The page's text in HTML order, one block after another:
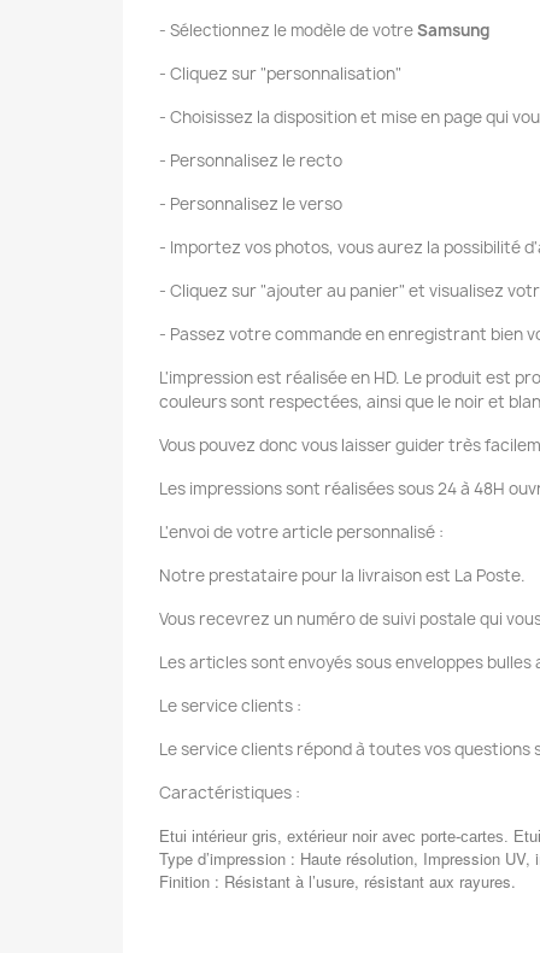
- Sélectionnez le modèle de votreSamsung
- Cliquez sur "personnalisation"
- Choisissez la disposition et mise en page qui
- Personnalisez le recto
- Personnalisez le verso
- Importez vos photos, vous aurez la possibilité
- Cliquez sur "ajouter au panier" et visualisez
- Passez votre commande en enregistrant bien
L'impression est réalisée en HD. Le produit est
couleurs sont respectées, ainsi que le noir et
Vous pouvez donc vous laisser guider très
Les impressions sont réalisées sous 24 à 48H
L'envoi de votre article personnalisé :
Notre prestataire pour la livraison est La Poste.
Vous recevrez un numéro de suivi postale qui
Les articles sont envoyés sous enveloppes
Le service clients :
Le service clients répond à toutes vos
Caractéristiques :
Etui intérieur gris, extérieur noir avec porte-cartes.
Type d’impression : Haute résolution, Impression
Finition : Résistant à l’usure, résistant aux rayures.